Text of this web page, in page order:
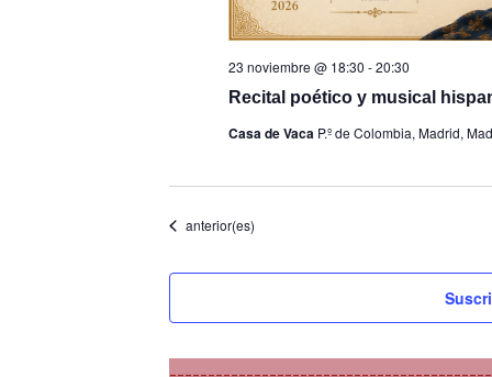
Recital poético y musical
23 noviembre @ 18:30 -20:30
Casa de Vaca P.º de Colombia, Madrid,
Eventos
anterior(es)